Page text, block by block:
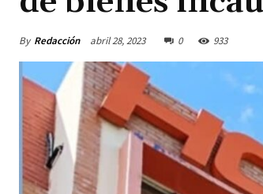
By Redacción abril 28, 2023 0 933